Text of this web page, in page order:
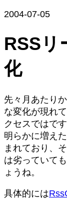
2004-07-05
RSSリ
化
先々月あたり
な変化が現れ
クセスではで
明らかに増え
まれており、
は劣っていて
ょうね。
具体的には